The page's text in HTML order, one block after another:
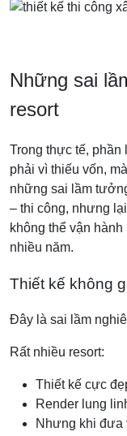
Những sai
resort
Trong thực tế, phần
phải vì thiếu vốn,
những sai lầm
– thi công, nhưng
không thể vận
nhiều năm.
Thiết kế không
Đây là sai lầm
Rất nhiều resort:
Thiết kế cực
Render lung
Nhưng khi đưa